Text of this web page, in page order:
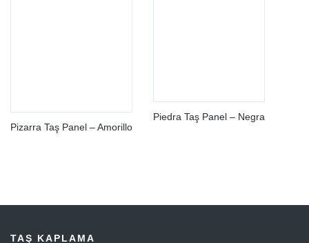
Pizarra Taş Panel – Amorillo
Piedra Taş Panel – Negra
TAŞ KAPLAMA